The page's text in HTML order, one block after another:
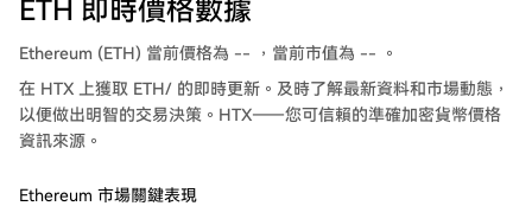
ETH 即時價格數據
Ethereum (ETH) 當前價格為 -- ，當前市值為 -- 。
在 HTX 上獲取 ETH/ 的即時更新。及時了解最新資料和市場動態，
以便做出明智的交易決策。HTX——您可信賴的準確加密貨幣價格
資訊來源。
Ethereum 市場關鍵表現